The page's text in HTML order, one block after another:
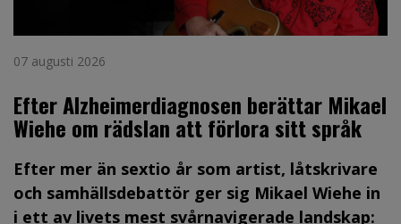
07 augusti 2026
Efter Alzheimerdiagnosen berättar Mikael
Wiehe om rädslan att förlora sitt språk
Efter mer än sextio år som artist, låtskrivare
och samhällsdebattör ger sig Mikael Wiehe in
i ett av livets mest svårnavigerade landskap: